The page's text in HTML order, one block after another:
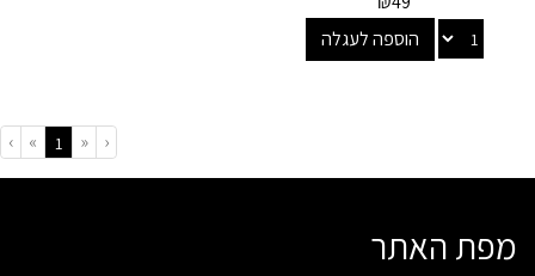
הוספה לעגלה
‹
«
1
»
›
מפת האתר